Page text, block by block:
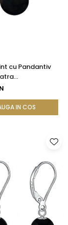
cu Pandantiv
Naturala de
IN COS